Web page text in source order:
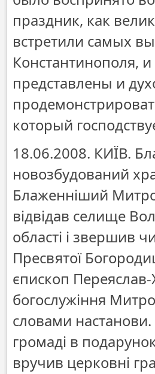
праздник, как
встретили самых
Константинополя,
представлены и
который
18.06.2008. КИЇВ.
новозбудований
Блаженніший
відвідав селище
області і звершив
Пресвятої
єпископ
богослужіння
словами
громаді в
вручив церковні